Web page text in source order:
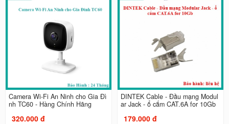
Camera Wi-Fi An Ninh cho Gia Đì
nh TC60 - Hàng Chính Hãng
320.000 đ
DINTEK Cable - Đầu mạng Modul
ar Jack - ổ cắm CAT.6A for 10Gb
179.000 đ